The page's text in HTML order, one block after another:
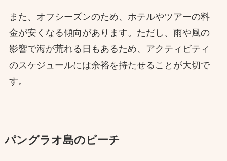
また、オフシーズンのため、ホテルやツアーの料
金が安くなる傾向があります。ただし、雨や風の
影響で海が荒れる日もあるため、アクティビティ
のスケジュールには余裕を持たせることが大切で
す。
パングラオ島のビーチ